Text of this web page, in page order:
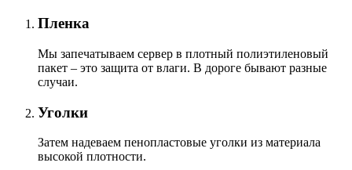
Пленка
Мы запечатываем сервер в плотный полиэтиленовый
пакет – это защита от влаги. В дороге бывают разные
случаи.
Уголки
Затем надеваем пенопластовые уголки из материала
высокой плотности.